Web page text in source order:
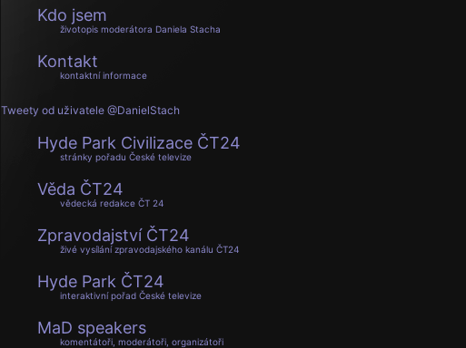
Kdo jsem
životopis moderátora Daniela Stacha
Kontakt
kontaktní informace
Tweety od uživatele @DanielStach
Hyde Park Civilizace ČT24
stránky pořadu České televize
Věda ČT24
vědecká redakce ČT 24
Zpravodajství ČT24
živé vysílání zpravodajského kanálu ČT24
Hyde Park ČT24
interaktivní pořad České televize
MaD speakers
komentátoři, moderátoři, organizátoři